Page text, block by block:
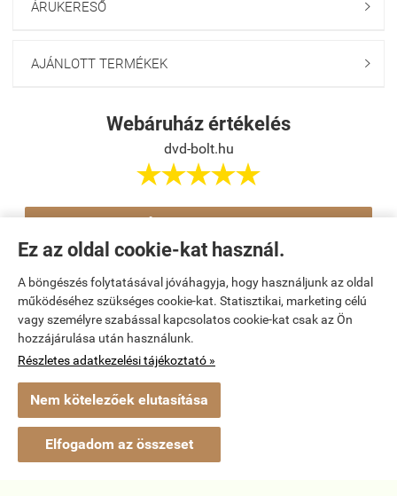
Ez az oldal cookie-kat használ.
A böngészés folytatásával jóváhagyja, hogy használjunk az oldal
működéséhez szükséges cookie-kat. Statisztikai, marketing célú
vagy személyre szabással kapcsolatos cookie-kat csak az Ön
hozzájárulása után használunk.
Részletes adatkezelési tájékoztató »
Nem kötelezőek elutasítása
Elfogadom az összeset
ÁRUKERESŐ 
AJÁNLOTT TERMÉKEK 
Webáruház értékelés
dvd-bolt.hu

Navigáció
Saját fiók
Bemutatkozás
Elérhetőségek